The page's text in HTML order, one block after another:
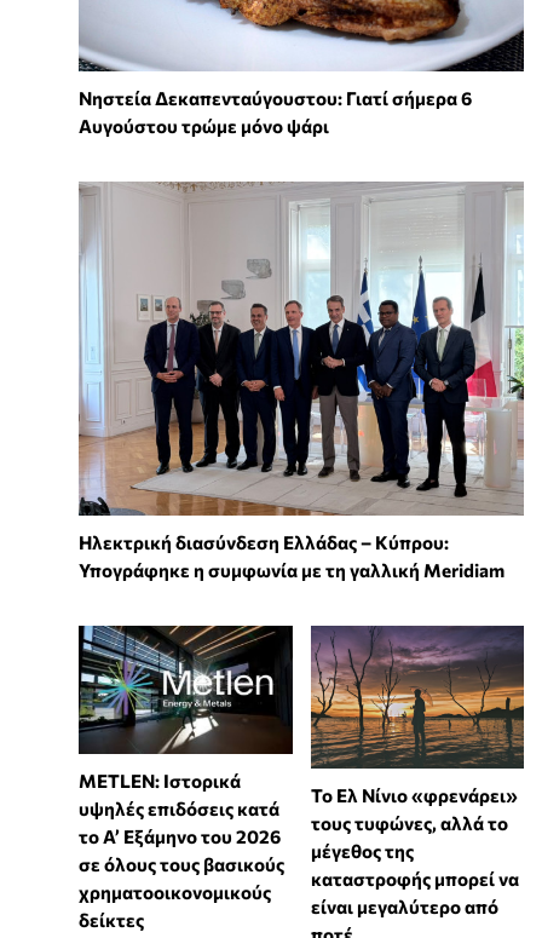
Νηστεία Δεκαπενταύγουστου: Γιατί σήμερα 6
Αυγούστου τρώμε μόνο ψάρι
Ηλεκτρική διασύνδεση Ελλάδας – Κύπρου:
Υπογράφηκε η συμφωνία με τη γαλλική Meridiam
METLEN: Ιστορικά
υψηλές επιδόσεις κατά
το Α’ Εξάμηνο του 2026
σε όλους τους βασικούς
χρηματοοικονομικούς
δείκτες
Το Ελ Νίνιο «φρενάρει»
τους τυφώνες, αλλά το
μέγεθος της
καταστροφής μπορεί να
είναι μεγαλύτερο από